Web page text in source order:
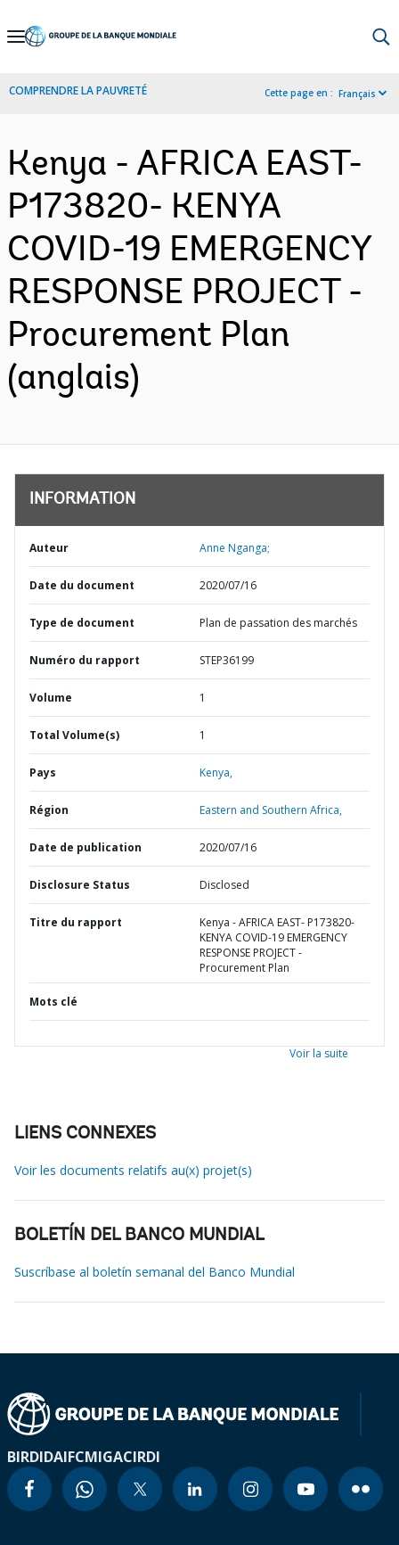
Skip
Navigation
COMPRENDRE LA PAUVRETÉ Cette page en : Français
Kenya - AFRICA EAST-
P173820- KENYA
COVID-19 EMERGENCY
RESPONSE PROJECT -
Procurement Plan
(anglais)
INFORMATION
Auteur Anne Nganga;
Date du document 2020/07/16
Type de document Plan de passation des marchés
Numéro du rapport STEP36199
Volume 1
Total Volume(s) 1
Pays Kenya,
Région Eastern and Southern Africa,
Date de publication 2020/07/16
Disclosure Status Disclosed
Titre du rapport
Kenya - AFRICA EAST- P173820-
KENYA COVID-19 EMERGENCY
RESPONSE PROJECT -
Procurement Plan
Mots clé
Voir la suite
LIENS CONNEXES
Voir les documents relatifs au(x) projet(s)
BOLETÍN DEL BANCO MUNDIAL
Suscríbase al boletín semanal del Banco Mundial
BIRDIDAIFCMIGACIRDI